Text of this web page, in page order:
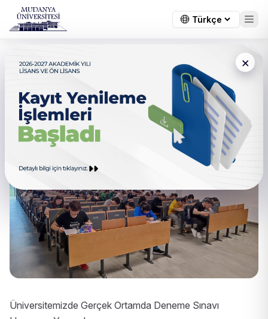
×
Üniversitemizde Gerçek
Ortamda Deneme Sınavı
Heyecanı Yaşandı.
Üniversitemizde Gerçek Ortamda Deneme Sınavı